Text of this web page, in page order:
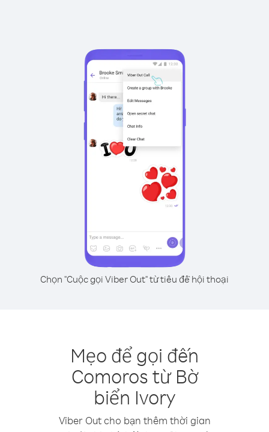
Chọn "Cuộc gọi Viber Out" từ tiêu đề hội thoại
Mẹo để gọi đến
Comoros từ Bờ
biển Ivory
Viber Out cho bạn thêm thời gian